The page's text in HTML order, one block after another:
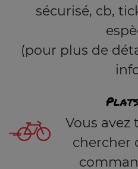
sécurisé, cb,
(pour plus de
Vous avez
chercher